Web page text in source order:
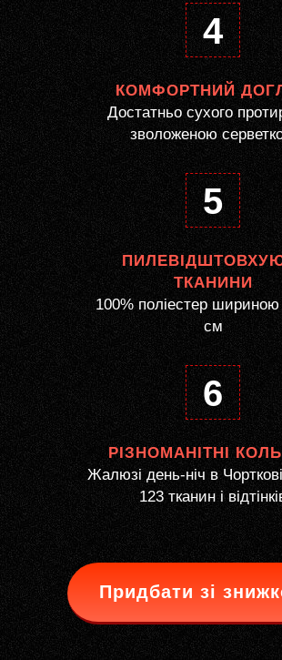
4
КОМФОРТНИЙ
Достатньо сухого
зволоженою
5
ТКАНИНИ
100% поліестер
см
6
РІЗНОМАНІТНІ
Жалюзі день-ніч в
123 тканин і
Придбати зі